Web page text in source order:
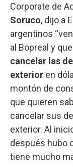
Corporate de
Soruco, dijo a
argentinos
al Bopreal y
cancelar las
exterior en
montón de
que quieren
cancelar sus
exterior. Al
después hubo
tiene mucho